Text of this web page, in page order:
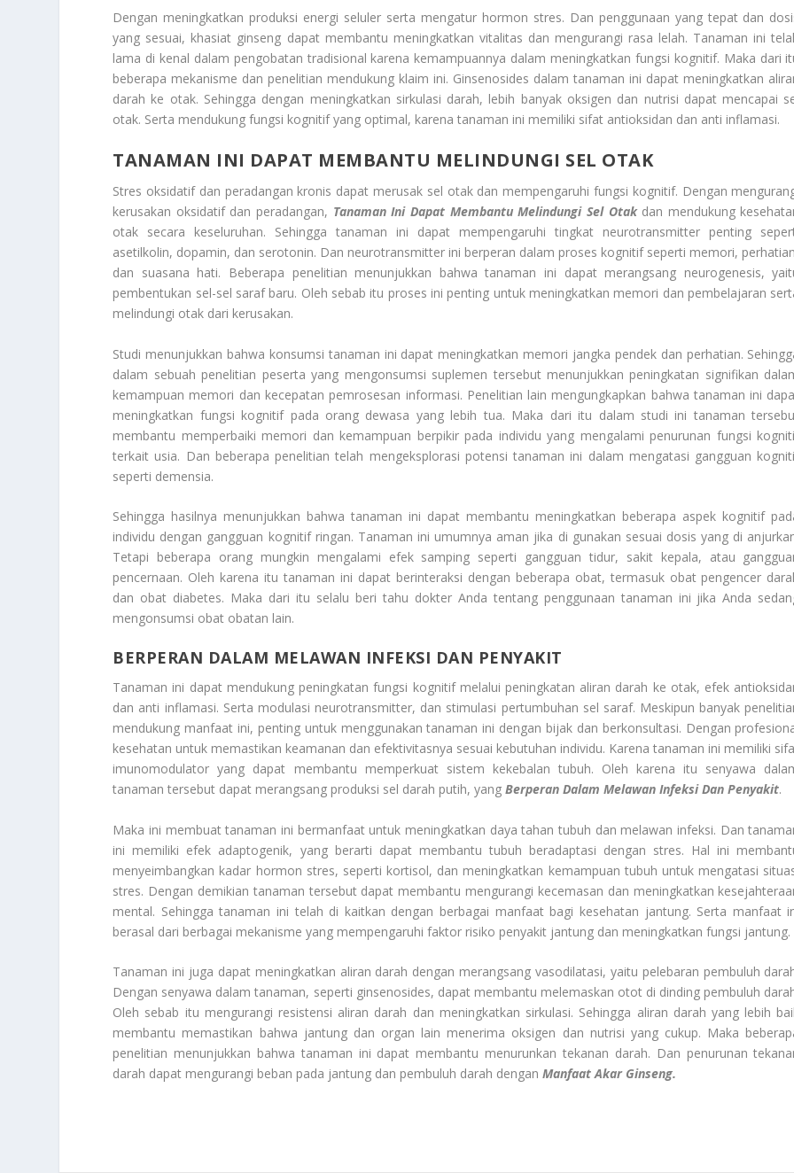
Dengan meningkatkan produksi energi seluler serta mengatur hormon stres. Dan penggunaan yang tepat dan
yang sesuai, khasiat ginseng dapat membantu meningkatkan vitalitas dan mengurangi rasa lelah. Tanaman ini
lama di kenal dalam pengobatan tradisional karena kemampuannya dalam meningkatkan fungsi kognitif. Maka dari
beberapa mekanisme dan penelitian mendukung klaim ini. Ginsenosides dalam tanaman ini dapat meningkatkan
darah ke otak. Sehingga dengan meningkatkan sirkulasi darah, lebih banyak oksigen dan nutrisi dapat mencapai
otak. Serta mendukung fungsi kognitif yang optimal, karena tanaman ini memiliki sifat antioksidan dan anti inflamasi.
TANAMAN INI DAPAT MEMBANTU MELINDUNGI SEL OTAK
Stres oksidatif dan peradangan kronis dapat merusak sel otak dan mempengaruhi fungsi kognitif. Dengan
kerusakan oksidatif dan peradangan, Tanaman Ini Dapat Membantu Melindungi Sel Otakdan mendukung
otak secara keseluruhan. Sehingga tanaman ini dapat mempengaruhi tingkat neurotransmitter penting
asetilkolin, dopamin, dan serotonin. Dan neurotransmitter ini berperan dalam proses kognitif seperti memori,
dan suasana hati. Beberapa penelitian menunjukkan bahwa tanaman ini dapat merangsang neurogenesis,
pembentukan sel-sel saraf baru. Oleh sebab itu proses ini penting untuk meningkatkan memori dan pembelajaran
melindungi otak dari kerusakan.
Studi menunjukkan bahwa konsumsi tanaman ini dapat meningkatkan memori jangka pendek dan perhatian.
dalam sebuah penelitian peserta yang mengonsumsi suplemen tersebut menunjukkan peningkatan signifikan
kemampuan memori dan kecepatan pemrosesan informasi. Penelitian lain mengungkapkan bahwa tanaman ini
meningkatkan fungsi kognitif pada orang dewasa yang lebih tua. Maka dari itu dalam studi ini tanaman
membantu memperbaiki memori dan kemampuan berpikir pada individu yang mengalami penurunan fungsi
terkait usia. Dan beberapa penelitian telah mengeksplorasi potensi tanaman ini dalam mengatasi gangguan
seperti demensia.
Sehingga hasilnya menunjukkan bahwa tanaman ini dapat membantu meningkatkan beberapa aspek kognitif
individu dengan gangguan kognitif ringan. Tanaman ini umumnya aman jika di gunakan sesuai dosis yang di
Tetapi beberapa orang mungkin mengalami efek samping seperti gangguan tidur, sakit kepala, atau
pencernaan. Oleh karena itu tanaman ini dapat berinteraksi dengan beberapa obat, termasuk obat pengencer
dan obat diabetes. Maka dari itu selalu beri tahu dokter Anda tentang penggunaan tanaman ini jika Anda
mengonsumsi obat obatan lain.
BERPERAN DALAM MELAWAN INFEKSI DAN PENYAKIT
Tanaman ini dapat mendukung peningkatan fungsi kognitif melalui peningkatan aliran darah ke otak, efek
dan anti inflamasi. Serta modulasi neurotransmitter, dan stimulasi pertumbuhan sel saraf. Meskipun banyak
mendukung manfaat ini, penting untuk menggunakan tanaman ini dengan bijak dan berkonsultasi. Dengan
kesehatan untuk memastikan keamanan dan efektivitasnya sesuai kebutuhan individu. Karena tanaman ini memiliki
imunomodulator yang dapat membantu memperkuat sistem kekebalan tubuh. Oleh karena itu senyawa
tanaman tersebut dapat merangsang produksi sel darah putih, yangBerperan Dalam Melawan Infeksi Dan Penyakit.
Maka ini membuat tanaman ini bermanfaat untuk meningkatkan daya tahan tubuh dan melawan infeksi. Dan
ini memiliki efek adaptogenik, yang berarti dapat membantu tubuh beradaptasi dengan stres. Hal ini
menyeimbangkan kadar hormon stres, seperti kortisol, dan meningkatkan kemampuan tubuh untuk mengatasi
stres. Dengan demikian tanaman tersebut dapat membantu mengurangi kecemasan dan meningkatkan
mental. Sehingga tanaman ini telah di kaitkan dengan berbagai manfaat bagi kesehatan jantung. Serta manfaat
berasal dari berbagai mekanisme yang mempengaruhi faktor risiko penyakit jantung dan meningkatkan fungsi jantung.
Tanaman ini juga dapat meningkatkan aliran darah dengan merangsang vasodilatasi, yaitu pelebaran pembuluh
Dengan senyawa dalam tanaman, seperti ginsenosides, dapat membantu melemaskan otot di dinding pembuluh
Oleh sebab itu mengurangi resistensi aliran darah dan meningkatkan sirkulasi. Sehingga aliran darah yang lebih
membantu memastikan bahwa jantung dan organ lain menerima oksigen dan nutrisi yang cukup. Maka
penelitian menunjukkan bahwa tanaman ini dapat membantu menurunkan tekanan darah. Dan penurunan
darah dapat mengurangi beban pada jantung dan pembuluh darah denganManfaat Akar Ginseng.